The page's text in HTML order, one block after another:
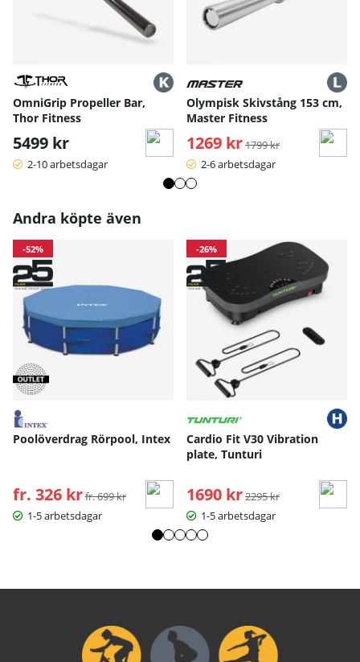
OmniGrip Propeller Bar,
Thor Fitness
5499 kr
2-10 arbetsdagar
Olympisk Skivstång 153 cm,
Master Fitness
1269 kr Ordinarie pris:
1799 kr
2-6 arbetsdagar
Andra köpte även
-52%
Poolöverdrag Rörpool, Intex
fr. 326 kr Ordinarie pris:
fr. 699 kr
1-5 arbetsdagar
-26%
Cardio Fit V30 Vibration
plate, Tunturi
1690 kr Ordinarie pris:
2295 kr
1-5 arbetsdagar